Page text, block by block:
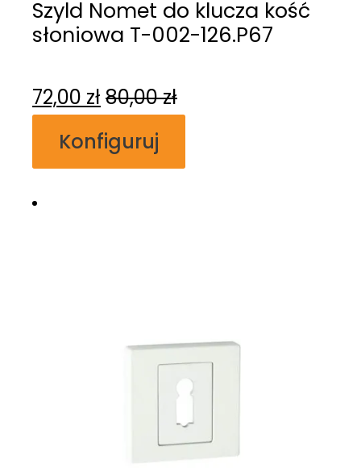
Szyld Nomet do klucza kość
słoniowa T-002-126.P67
72,00 zł 80,00zł
Konfiguruj